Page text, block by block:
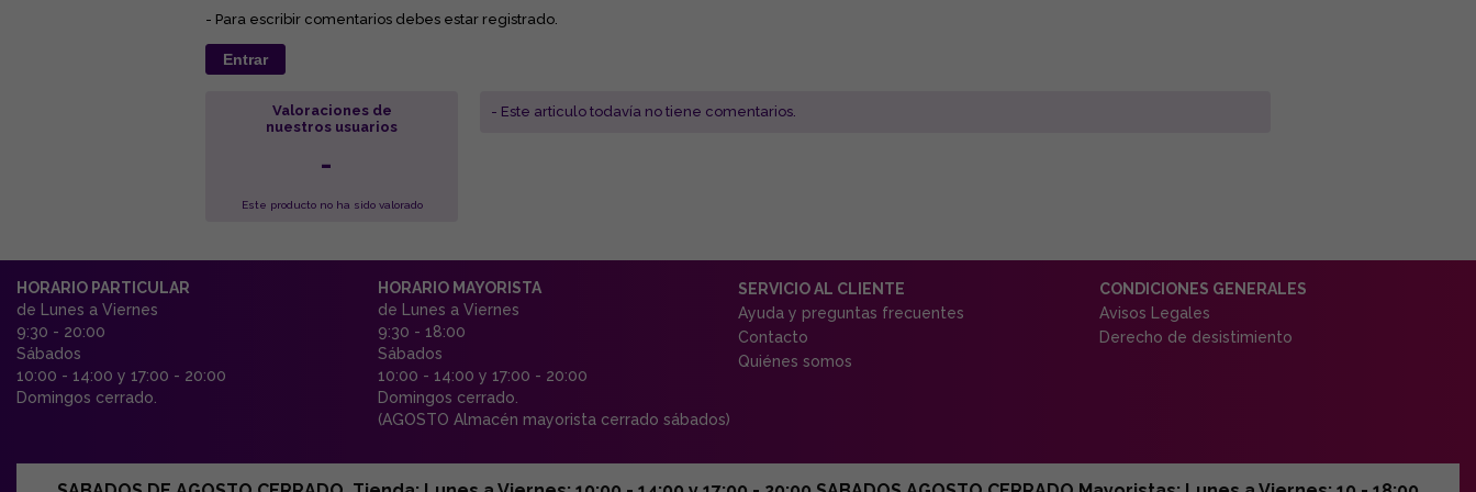
- Para escribir comentarios debes estar registrado.
Entrar
Valoraciones de
nuestros usuarios
-
Este producto no ha sido valorado
- Este articulo todavía no tiene comentarios.
HORARIO PARTICULAR
de Lunes a Viernes
9:30 - 20:00
Sábados
10:00 - 14:00 y 17:00 - 20:00
Domingos cerrado.
HORARIO MAYORISTA
de Lunes a Viernes
9:30 - 18:00
Sábados
10:00 - 14:00 y 17:00 - 20:00
Domingos cerrado.
(AGOSTO Almacén mayorista cerrado sábados)
SERVICIO AL CLIENTE
Ayuda y preguntas frecuentes
Contacto
Quiénes somos
CONDICIONES GENERALES
Avisos Legales
Derecho de desistimiento